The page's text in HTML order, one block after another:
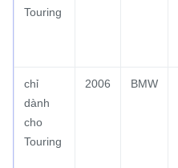
Touring
chỉ
dành
cho
Touring
2006 BMW